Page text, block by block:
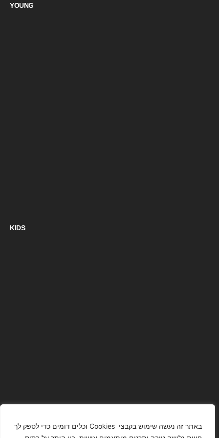
באתר זה נעשה שימוש בקבצי Cookies וכלים דומים כדי לספק לך
YOUNG
KIDS